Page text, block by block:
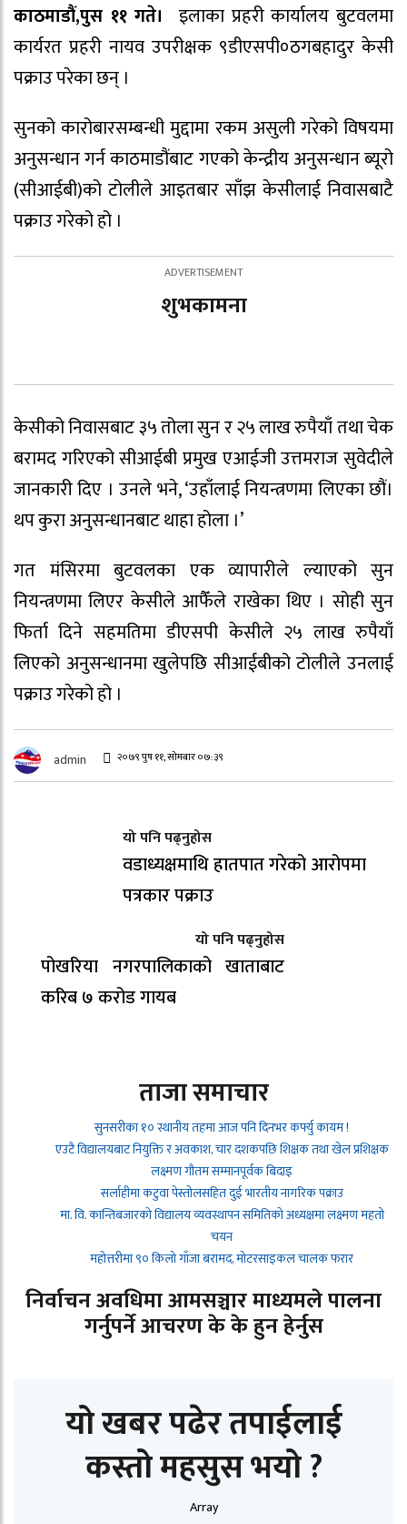
काठमाडौं,पुस ११ गते। इलाका प्रहरी कार्यालय बुटवलमा
कार्यरत प्रहरी नायव उपरीक्षक ९डीएसपी०ठगबहादुर केसी
पक्राउ परेका छन् ।
सुनको कारोबारसम्बन्धी मुद्दामा रकम असुली गरेको विषयमा
अनुसन्धान गर्न काठमाडौंबाट गएको केन्द्रीय अनुसन्धान ब्यूरो
(सीआईबी)को टोलीले आइतबार साँझ केसीलाई निवासबाटै
पक्राउ गरेको हो ।
शुभकामना
केसीको निवासबाट ३५ तोला सुन र २५ लाख रुपैयाँ तथा चेक
बरामद गरिएको सीआईबी प्रमुख एआईजी उत्तमराज सुवेदीले
जानकारी दिए । उनले भने, ‘उहाँलाई नियन्त्रणमा लिएका छौं।
थप कुरा अनुसन्धानबाट थाहा होला ।’
गत मंसिरमा बुटवलका एक व्यापारीले ल्याएको सुन
नियन्त्रणमा लिएर केसीले आफैँले राखेका थिए । सोही सुन
फिर्ता दिने सहमतिमा डीएसपी केसीले २५ लाख रुपैयाँ
लिएको अनुसन्धानमा खुलेपछि सीआईबीको टोलीले उनलाई
पक्राउ गरेको हो ।
admin २०७९ पुष ११, सोमबार ०७:३९
यो पनि पढ्नुहोस
वडाध्यक्षमाथि हातपात गरेको आरोपमा
पत्रकार पक्राउ
यो पनि पढ्नुहोस
पोखरिया नगरपालिकाको खाताबाट
करिब ७ करोड गायब
ताजा समाचार
सुनसरीका १० स्थानीय तहमा आज पनि दिनभर कर्फ्यु कायम !
एउटै विद्यालयबाट नियुक्ति र अवकाश, चार दशकपछि शिक्षक तथा खेल प्रशिक्षक
लक्ष्मण गौतम सम्मानपूर्वक बिदाइ
सर्लाहीमा कटुवा पेस्तोलसहित दुई भारतीय नागरिक पक्राउ
मा. वि. कान्तिबजारको विद्यालय व्यवस्थापन समितिको अध्यक्षमा लक्ष्मण महतो
चयन
महोत्तरीमा ९० किलो गाँजा बरामद, मोटरसाइकल चालक फरार
निर्वाचन अवधिमा आमसञ्चार माध्यमले पालना
गर्नुपर्ने आचरण के के हुन हेर्नुस
यो खबर पढेर तपाईलाई
कस्तो महसुस भयो ?
Array